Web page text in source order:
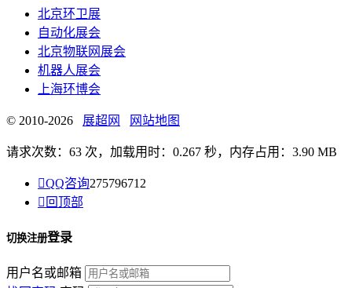
北京环卫展
自动化展会
北京物联网展会
机器人展会
上海环博会
© 2010-2026 展超网 网站地图
请求次数：63 次，加载用时：0.267 秒，内存占用：3.90 MB
QQ咨询275796712
 回顶部
切换注册登录
用户名或邮箱